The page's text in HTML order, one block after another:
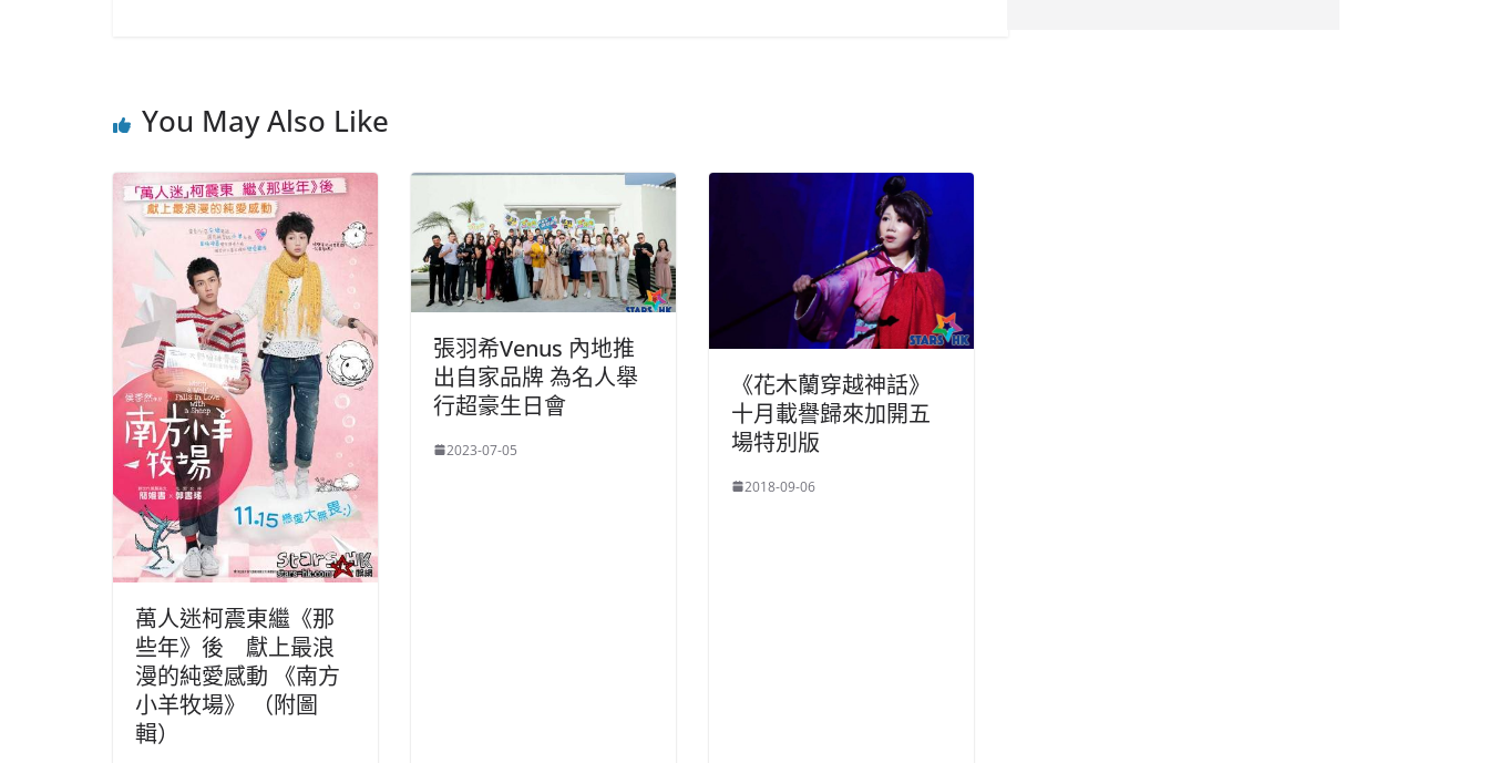
You May Also Like
萬人迷柯震東繼《那
些年》後 獻上最浪
漫的純愛感動 《南方
小羊牧場》 （附圖
輯）
張羽希Venus 內地推
出自家品牌 為名人舉
行超豪生日會
2023-07-05
《花木蘭穿越神話》
十月載譽歸來加開五
場特別版
2018-09-06